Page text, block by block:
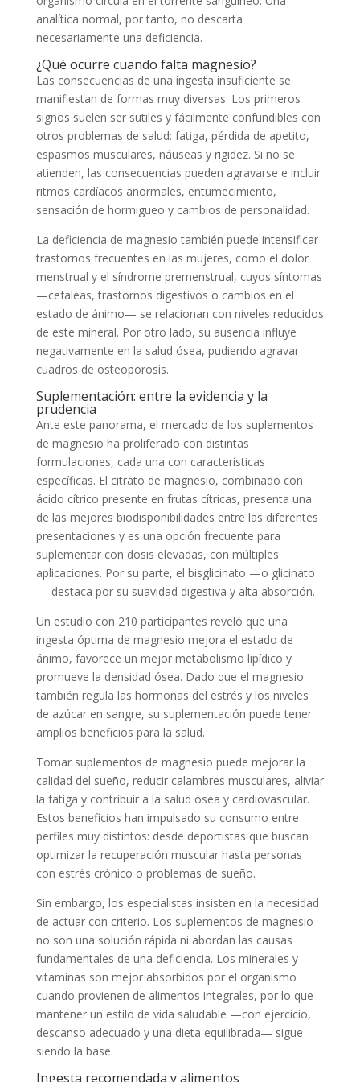
analítica normal, por tanto, no descarta
necesariamente una deficiencia.
¿Qué ocurre cuando falta magnesio?
Las consecuencias de una ingesta insuficiente se
manifiestan de formas muy diversas. Los primeros
signos suelen ser sutiles y fácilmente confundibles con
otros problemas de salud: fatiga, pérdida de apetito,
espasmos musculares, náuseas y rigidez. Si no se
atienden, las consecuencias pueden agravarse e incluir
ritmos cardíacos anormales, entumecimiento,
sensación de hormigueo y cambios de personalidad.
La deficiencia de magnesio también puede intensificar
trastornos frecuentes en las mujeres, como el dolor
menstrual y el síndrome premenstrual, cuyos síntomas
—cefaleas, trastornos digestivos o cambios en el
estado de ánimo— se relacionan con niveles reducidos
de este mineral. Por otro lado, su ausencia influye
negativamente en la salud ósea, pudiendo agravar
cuadros de osteoporosis.
Suplementación: entre la evidencia y la
prudencia
Ante este panorama, el mercado de los suplementos
de magnesio ha proliferado con distintas
formulaciones, cada una con características
específicas. El citrato de magnesio, combinado con
ácido cítrico presente en frutas cítricas, presenta una
de las mejores biodisponibilidades entre las diferentes
presentaciones y es una opción frecuente para
suplementar con dosis elevadas, con múltiples
aplicaciones. Por su parte, el bisglicinato —o glicinato
— destaca por su suavidad digestiva y alta absorción.
Un estudio con 210 participantes reveló que una
ingesta óptima de magnesio mejora el estado de
ánimo, favorece un mejor metabolismo lipídico y
promueve la densidad ósea. Dado que el magnesio
también regula las hormonas del estrés y los niveles
de azúcar en sangre, su suplementación puede tener
amplios beneficios para la salud.
Tomar suplementos de magnesio puede mejorar la
calidad del sueño, reducir calambres musculares, aliviar
la fatiga y contribuir a la salud ósea y cardiovascular.
Estos beneficios han impulsado su consumo entre
perfiles muy distintos: desde deportistas que buscan
optimizar la recuperación muscular hasta personas
con estrés crónico o problemas de sueño.
Sin embargo, los especialistas insisten en la necesidad
de actuar con criterio. Los suplementos de magnesio
no son una solución rápida ni abordan las causas
fundamentales de una deficiencia. Los minerales y
vitaminas son mejor absorbidos por el organismo
cuando provienen de alimentos integrales, por lo que
mantener un estilo de vida saludable —con ejercicio,
descanso adecuado y una dieta equilibrada— sigue
siendo la base.
Ingesta recomendada y alimentos